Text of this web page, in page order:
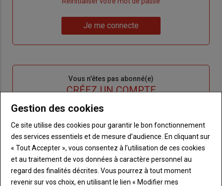
de
me
Je me connecte
Vous n'êtes pas abonné(e)
TITRE CRÉEZ UN COMPTE
compte pour accéder à tout Terre de
Touraine.
Lien Créez un compte
Gestion des cookies
Ce site utilise des cookies pour garantir le bon fonctionnement
des services essentiels et de mesure d’audience. En cliquant sur
« Tout Accepter », vous consentez à l’utilisation de ces cookies
et au traitement de vos données à caractère personnel au
regard des finalités décrites. Vous pourrez à tout moment
revenir sur vos choix, en utilisant le lien « Modifier mes